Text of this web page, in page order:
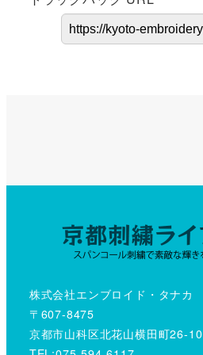
株式会社エンブロイド・タナカ
〒607-8475
京都市山科区北花山横田町26-10